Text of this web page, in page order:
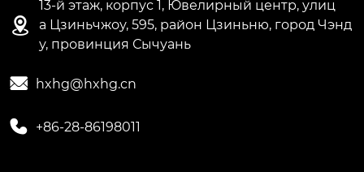

13-й этаж, корпус 1, Ювелирный центр, улиц
а Цзиньчжоу, 595, район Цзиньню, город Чэнд
у, провинция Сычуань
 hxhg@hxhg.cn
 +86-28-86198011